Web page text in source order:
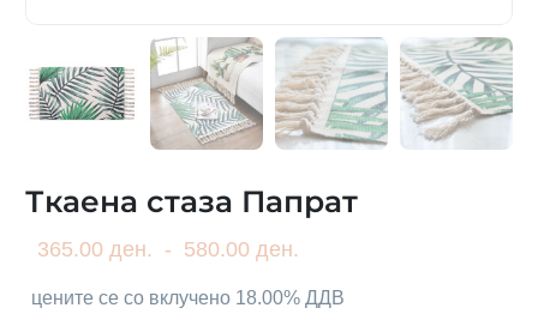
Ткаена стаза Папрат
365.00 ден. - 580.00 ден.
цените се со вклучено 18.00% ДДВ